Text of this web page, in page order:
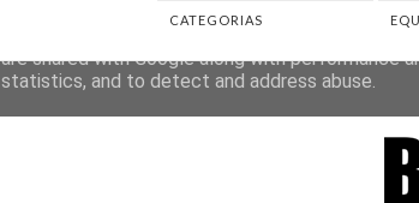
CATEGORIAS
This site uses cookies from Google to deliver
are shared with Google along with performance
statistics, and to detect and address abuse.